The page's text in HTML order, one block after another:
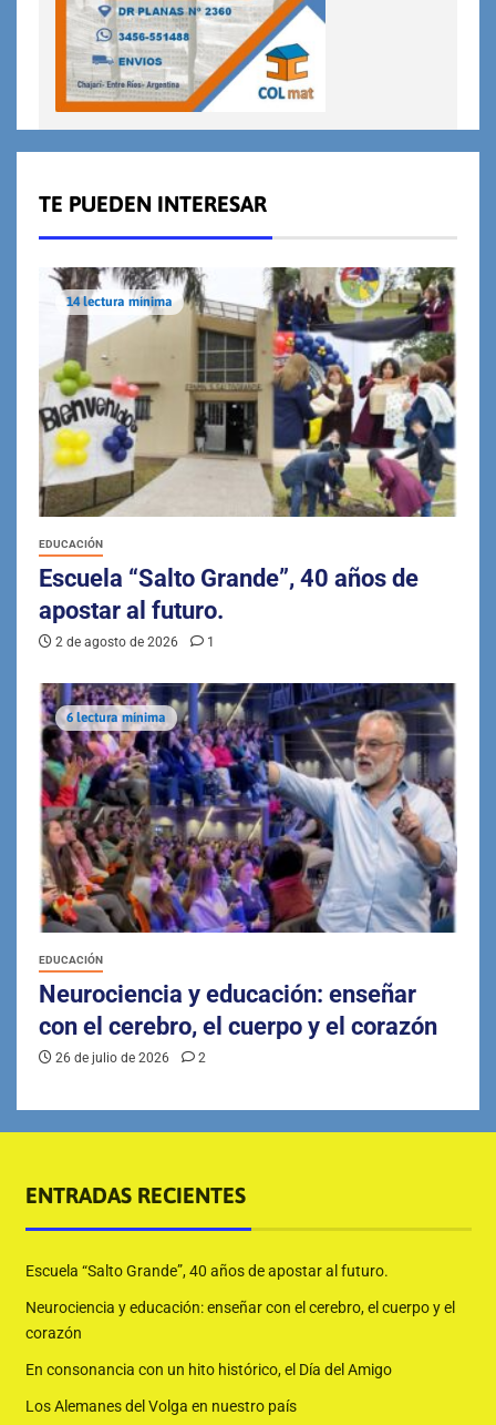
TE PUEDEN INTERESAR
14 lectura mínima
EDUCACIÓN
Escuela “Salto Grande”, 40 años de
apostar al futuro.
2 de agosto de 2026 1
6 lectura mínima
EDUCACIÓN
Neurociencia y educación: enseñar
con el cerebro, el cuerpo y el corazón
26 de julio de 2026 2
ENTRADAS RECIENTES
Escuela “Salto Grande”, 40 años de apostar al futuro.
Neurociencia y educación: enseñar con el cerebro, el cuerpo y el
corazón
En consonancia con un hito histórico, el Día del Amigo
Los Alemanes del Volga en nuestro país